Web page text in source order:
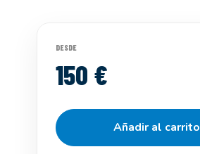
DESDE
150 €
Añadir al carrito